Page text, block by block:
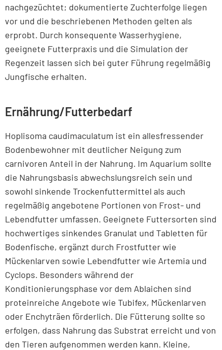
nachgezüchtet; dokumentierte Zuchterfolge liegen
vor und die beschriebenen Methoden gelten als
erprobt. Durch konsequente Wasserhygiene,
geeignete Futterpraxis und die Simulation der
Regenzeit lassen sich bei guter Führung regelmäßig
Jungfische erhalten.
Ernährung/Futterbedarf
Hoplisoma caudimaculatum ist ein allesfressender
Bodenbewohner mit deutlicher Neigung zum
carnivoren Anteil in der Nahrung. Im Aquarium sollte
die Nahrungsbasis abwechslungsreich sein und
sowohl sinkende Trockenfuttermittel als auch
regelmäßig angebotene Portionen von Frost- und
Lebendfutter umfassen. Geeignete Futtersorten sind
hochwertiges sinkendes Granulat und Tabletten für
Bodenfische, ergänzt durch Frostfutter wie
Mückenlarven sowie Lebendfutter wie Artemia und
Cyclops. Besonders während der
Konditionierungsphase vor dem Ablaichen sind
proteinreiche Angebote wie Tubifex, Mückenlarven
oder Enchyträen förderlich. Die Fütterung sollte so
erfolgen, dass Nahrung das Substrat erreicht und von
den Tieren aufgenommen werden kann. Kleine,